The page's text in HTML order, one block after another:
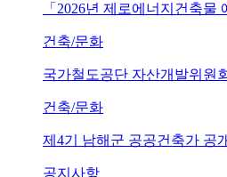
「2026년 제로에너지건축물
건축/문화
국가철도공단 자산개발위원
건축/문화
제4기 남해군 공공건축가 공
공지사항